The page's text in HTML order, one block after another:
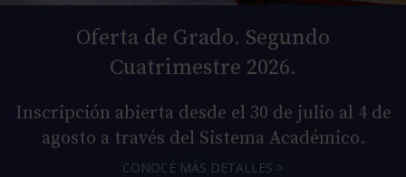
Oferta de Grado. Segundo
Cuatrimestre 2026.
Inscripción abierta desde el 30 de julio al 4 de
agosto a través del Sistema Académico.
CONOCÉ MÁS DETALLES >